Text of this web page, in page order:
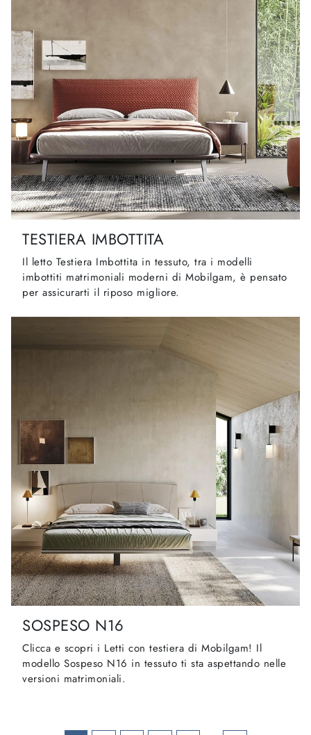
TESTIERA IMBOTTITA
Il letto Testiera Imbottita in tessuto, tra i modelli
imbottiti matrimoniali moderni di Mobilgam, è pensato
per assicurarti il riposo migliore.
SOSPESO N16
Clicca e scopri i Letti con testiera di Mobilgam! Il
modello Sospeso N16 in tessuto ti sta aspettando nelle
versioni matrimoniali.